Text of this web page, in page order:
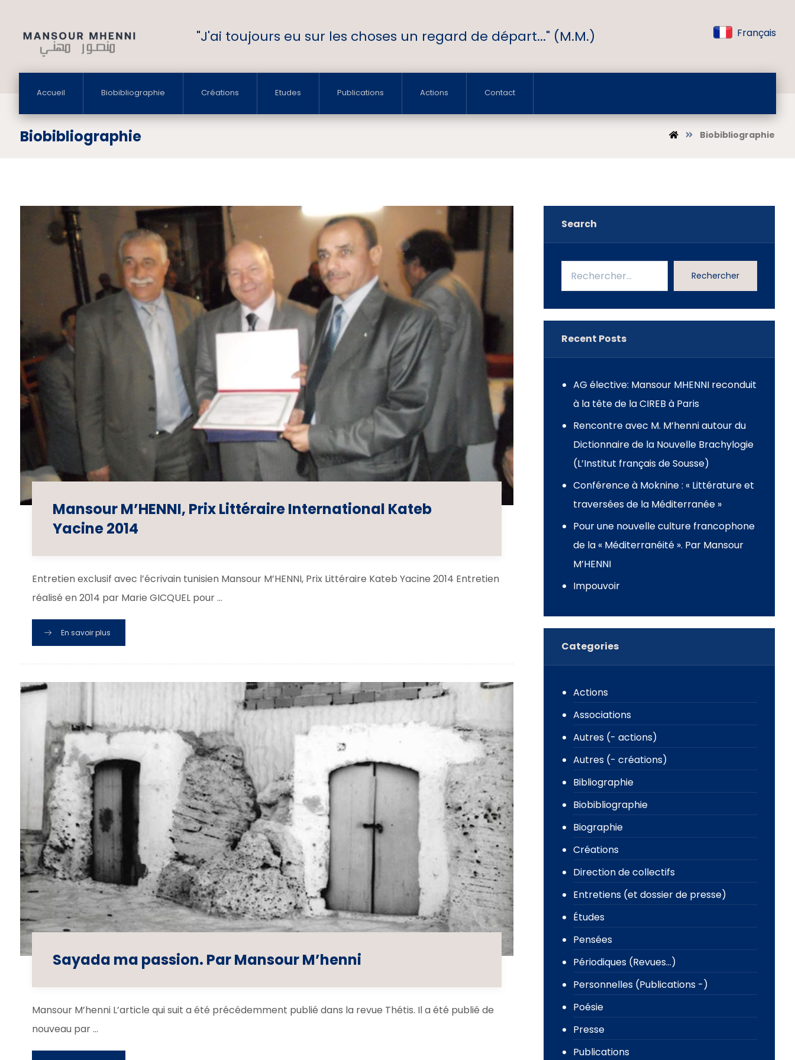
"J'ai toujours eu sur les choses un regard de départ..." (M.M.) Français
Accueil Biobibliographie Créations Etudes Publications Actions Contact
Biobibliographie Biobibliographie
Mansour M’HENNI, Prix Littéraire International Kateb
Yacine 2014
Entretien exclusif avec l’écrivain tunisien Mansour M’HENNI, Prix Littéraire Kateb Yacine 2014 Entretien
réalisé en 2014 par Marie GICQUEL pour ...
En savoir plus
Sayada ma passion. Par Mansour M’henni
Mansour M’henni L’article qui suit a été précédemment publié dans la revue Thétis. Il a été publié de
nouveau par ...
Search
Rechercher
Recent Posts
AG élective: Mansour MHENNI reconduit
à la tête de la CIREB à Paris
Rencontre avec M. M’henni autour du
Dictionnaire de la Nouvelle Brachylogie
(L’Institut français de Sousse)
Conférence à Moknine : « Littérature et
traversées de la Méditerranée »
Pour une nouvelle culture francophone
de la « Méditerranéité ». Par Mansour
M’HENNI
Impouvoir
Categories
Actions
Associations
Autres (- actions)
Autres (- créations)
Bibliographie
Biobibliographie
Biographie
Créations
Direction de collectifs
Entretiens (et dossier de presse)
Études
Pensées
Périodiques (Revues…)
Personnelles (Publications -)
Poésie
Presse
Publications